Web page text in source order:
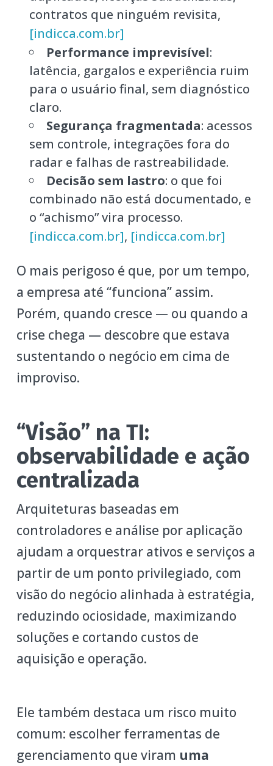
contratos que ninguém revisita,
[indicca.com.br]
Performance imprevisível:
latência, gargalos e experiência ruim
para o usuário final, sem diagnóstico
claro.
Segurança fragmentada: acessos
sem controle, integrações fora do
radar e falhas de rastreabilidade.
Decisão sem lastro: o que foi
combinado não está documentado, e
o “achismo” vira processo.
[indicca.com.br], [indicca.com.br]
O mais perigoso é que, por um tempo,
a empresa até “funciona” assim.
Porém, quando cresce — ou quando a
crise chega — descobre que estava
sustentando o negócio em cima de
improviso.
“Visão” na TI:
observabilidade e ação
centralizada
Arquiteturas baseadas em
controladores e análise por aplicação
ajudam a orquestrar ativos e serviços a
partir de um ponto privilegiado, com
visão do negócio alinhada à estratégia,
reduzindo ociosidade, maximizando
soluções e cortando custos de
aquisição e operação.
Ele também destaca um risco muito
comum: escolher ferramentas de
gerenciamento que viram uma